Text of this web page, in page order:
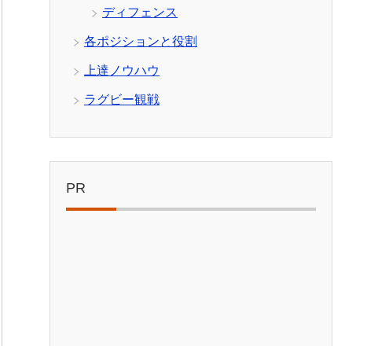
ディフェンス
各ポジションと役割
上達ノウハウ
ラグビー観戦
PR